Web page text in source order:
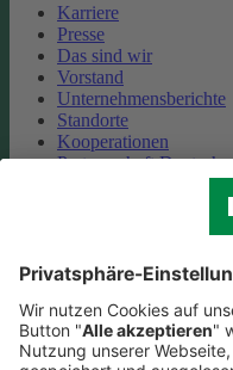
Karriere
Presse
Das sind wir
Vorstand
Unternehmensberichte
Standorte
Kooperationen
Partnerschaft
Cookie-Einstellungen